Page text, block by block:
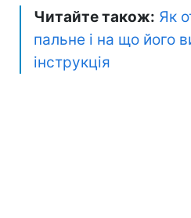
Читайте також: Як
пальне і на що його
інструкція